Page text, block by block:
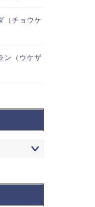
（チョウケ
ン（ウケザ